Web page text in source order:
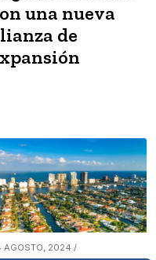
una nueva
de
AGOSTO, 2024 /